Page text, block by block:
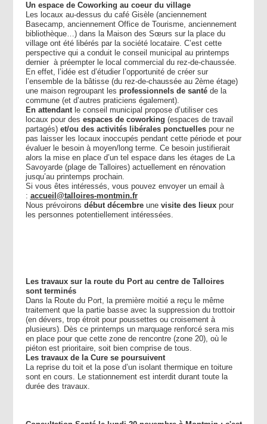
Un espace de Coworking au coeur du village
Les locaux au-dessus du café Gisèle (anciennement
Basecamp, anciennement Office de Tourisme, anciennement
bibliothèque…) dans la Maison des Sœurs sur la place du
village ont été libérés par la société locataire. C’est cette
perspective qui a conduit le conseil municipal au printemps
dernier à préempter le local commercial du rez-de-chaussée.
En effet, l’idée est d’étudier l’opportunité de créer sur
l’ensemble de la bâtisse (du rez-de-chaussée au 2ème étage)
une maison regroupant les professionnels de santéde la
commune (et d’autres praticiens également).
En attendantle conseil municipal propose d’utiliser ces
locaux pour des espaces de coworking (espaces de travail
partagés) et/ou des activités libérales ponctuellespour ne
pas laisser les locaux inoccupés pendant cette période et pour
évaluer le besoin à moyen/long terme. Ce besoin justifierait
alors la mise en place d’un tel espace dans les étages de La
Savoyarde (plage de Talloires) actuellement en rénovation
jusqu’au printemps prochain.
Si vous êtes intéressés, vous pouvez envoyer un email à
: accueil@talloires-montmin.fr
Nous prévoirons début décembreune visite des lieuxpour
les personnes potentiellement intéressées.
Les travaux sur la route du Port au centre de Talloires
sont terminés
Dans la Route du Port, la première moitié a reçu le même
traitement que la partie basse avec la suppression du trottoir
(en dévers, trop étroit pour poussettes ou croisement à
plusieurs). Dès ce printemps un marquage renforcé sera mis
en place pour que cette zone de rencontre (zone 20), où le
piéton est prioritaire, soit bien comprise de tous.
Les travaux de la Cure se poursuivent
La reprise du toit et la pose d’un isolant thermique en toiture
sont en cours. Le stationnement est interdit durant toute la
durée des travaux.